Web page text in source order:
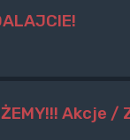
Akcje